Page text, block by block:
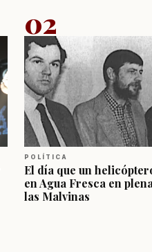
02
POLÍTICA
El día que un
en Agua Fresca en
las Malvinas